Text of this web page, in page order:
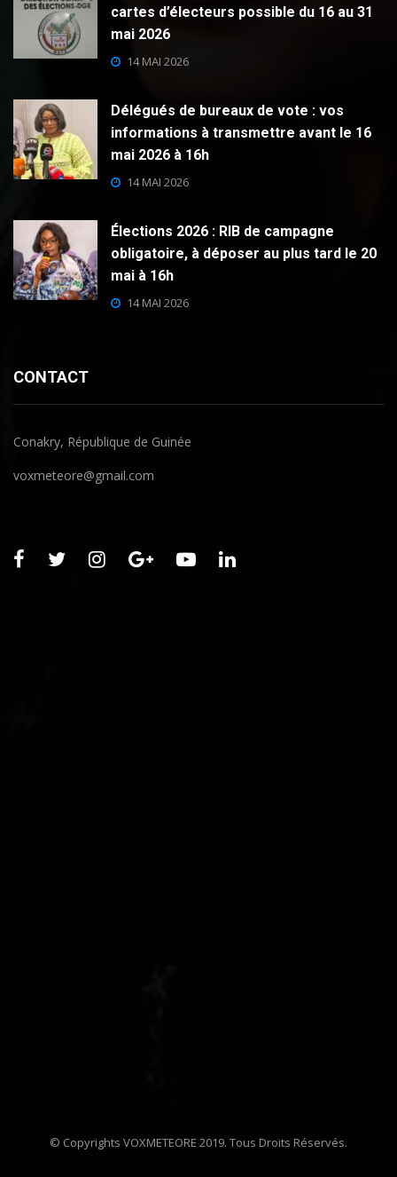
cartes d’électeurs possible du 16 au 31
mai 2026
14 MAI 2026
Délégués de bureaux de vote : vos
informations à transmettre avant le 16
mai 2026 à 16h
14 MAI 2026
Élections 2026 : RIB de campagne
obligatoire, à déposer au plus tard le 20
mai à 16h
14 MAI 2026
CONTACT
Conakry, République de Guinée
voxmeteore@gmail.com
© Copyrights VOXMETEORE 2019. Tous Droits Réservés.